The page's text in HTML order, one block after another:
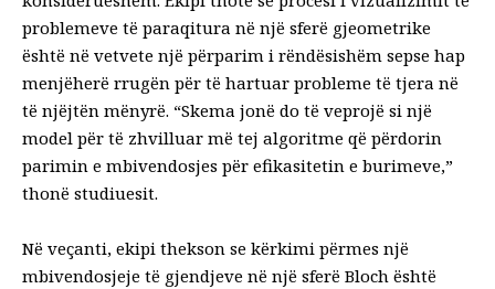
problemeve të paraqitura në një sferë gjeometrike
është në vetvete një përparim i rëndësishëm sepse hap
menjëherë rrugën për të hartuar probleme të tjera në
të njëjtën mënyrë. “Skema jonë do të veprojë si një
model për të zhvilluar më tej algoritme që përdorin
parimin e mbivendosjes për efikasitetin e burimeve,”
thonë studiuesit.
Në veçanti, ekipi thekson se kërkimi përmes një
mbivendosjeje të gjendjeve në një sferë Bloch është